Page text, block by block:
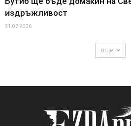
издръжливост
31.07.2026
още